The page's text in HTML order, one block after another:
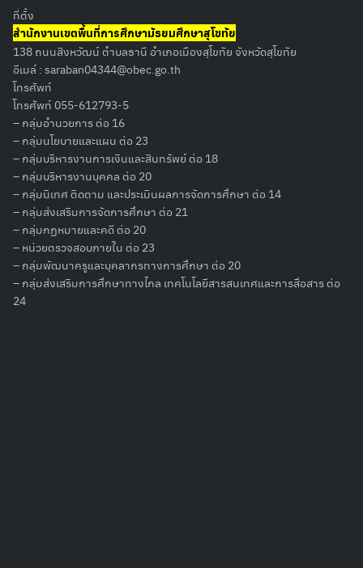
Search
for:
ที่ตั้ง
สำนักงานเขตพื้นที่การศึกษามัธยมศึกษาสุโขทัย
138 ถนนสิงหวัฒน์ ตำบลธานี อำเภอเมืองสุโขทัย จังหวัดสุโขทัย
อีเมล์ : saraban04344@obec.go.th
โทรศัพท์
โทรศัพท์ 055-612793-5
– กลุ่มอำนวยการ ต่อ 16
– กลุ่มนโยบายและแผน ต่อ 23
– กลุ่มบริหารงานการเงินและสินทรัพย์ ต่อ 18
– กลุ่มบริหารงานบุคคล ต่อ 20
– กลุ่มนิเทศ ติดตาม และประเมินผลการจัดการศึกษา ต่อ 14
– กลุ่มส่งเสริมการจัดการศึกษา ต่อ 21
– กลุ่มกฏหมายและคดี ต่อ 20
– หน่วยตรวจสอบภายใน ต่อ 23
– กลุ่มพัฒนาครูและบุคลากรทางการศึกษา ต่อ 20
– กลุ่มส่งเสริมการศึกษาทางไกล เทคโนโลยีสารสนเทศและการสื่อสาร ต่อ
24